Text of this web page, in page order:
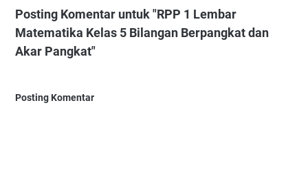
Posting Komentar untuk "RPP 1 Lembar
Matematika Kelas 5 Bilangan Berpangkat dan
Akar Pangkat"
Posting Komentar